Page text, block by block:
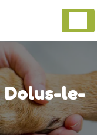
Dolus-le-